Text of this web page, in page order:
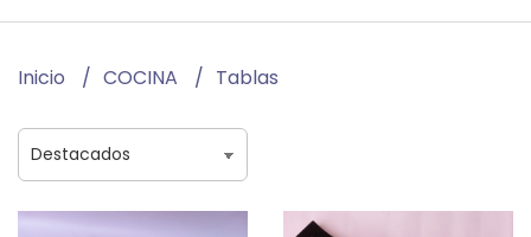
Inicio COCINA Tablas